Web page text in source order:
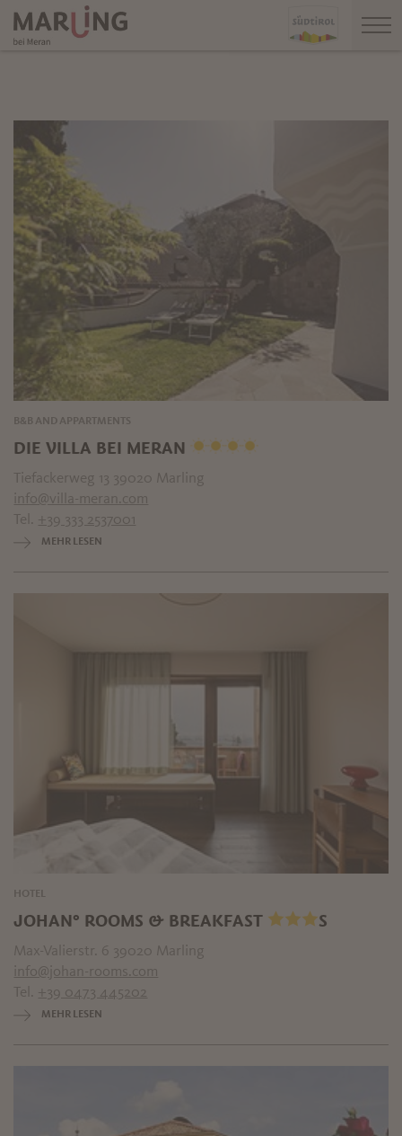
B&B AND APPARTMENTS
DIE VILLA BEI MERAN
Tiefackerweg 13 39020 Marling
info@villa-meran.com
Tel. +39 333 2537001
MEHR LESEN
HOTEL
JOHAN° ROOMS & BREAKFAST S
Max-Valierstr. 6 39020 Marling
info@johan-rooms.com
Tel. +39 0473 445202
MEHR LESEN